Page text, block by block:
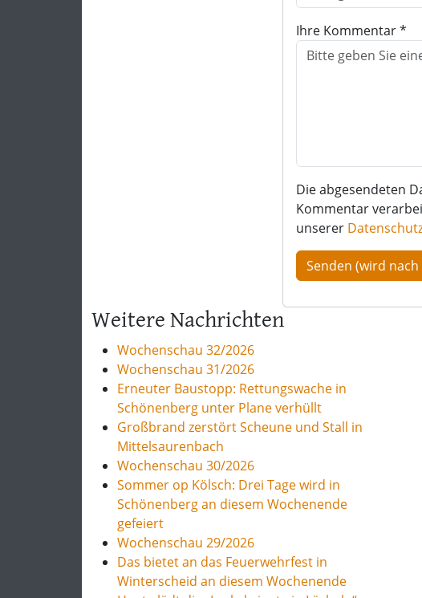
Ihre Kommentar *
Die abgesendeten
Kommentar
unserer
Weitere Nachrichten
Wochenschau 32/2026
Wochenschau 31/2026
Erneuter Baustopp: Rettungswache in
Schönenberg unter Plane verhüllt
Großbrand zerstört Scheune und Stall in
Mittelsaurenbach
Wochenschau 30/2026
Sommer op Kölsch: Drei Tage wird in
Schönenberg an diesem Wochenende
gefeiert
Wochenschau 29/2026
Das bietet an das Feuerwehrfest in
Winterscheid an diesem Wochenende